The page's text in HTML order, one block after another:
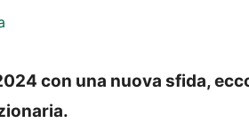
con una nuova sfida,